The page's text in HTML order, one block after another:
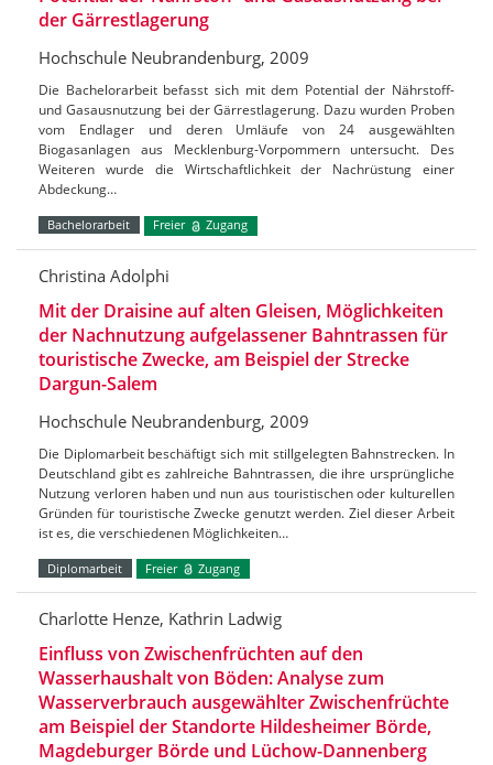
der Gärrestlagerung
Hochschule Neubrandenburg, 2009
Die Bachelorarbeit befasst sich mit dem Potential der Nährstoff-
und Gasausnutzung bei der Gärrestlagerung. Dazu wurden Proben
vom Endlager und deren Umläufe von 24 ausgewählten
Biogasanlagen aus Mecklenburg-Vorpommern untersucht. Des
Weiteren wurde die Wirtschaftlichkeit der Nachrüstung einer
Abdeckung…
Bachelorarbeit Freier Zugang
Christina Adolphi
Mit der Draisine auf alten Gleisen, Möglichkeiten
der Nachnutzung aufgelassener Bahntrassen für
touristische Zwecke, am Beispiel der Strecke
Dargun-Salem
Hochschule Neubrandenburg, 2009
Die Diplomarbeit beschäftigt sich mit stillgelegten Bahnstrecken. In
Deutschland gibt es zahlreiche Bahntrassen, die ihre ursprüngliche
Nutzung verloren haben und nun aus touristischen oder kulturellen
Gründen für touristische Zwecke genutzt werden. Ziel dieser Arbeit
ist es, die verschiedenen Möglichkeiten…
Diplomarbeit Freier Zugang
Charlotte Henze, Kathrin Ladwig
Einfluss von Zwischenfrüchten auf den
Wasserhaushalt von Böden: Analyse zum
Wasserverbrauch ausgewählter Zwischenfrüchte
am Beispiel der Standorte Hildesheimer Börde,
Magdeburger Börde und Lüchow-Dannenberg